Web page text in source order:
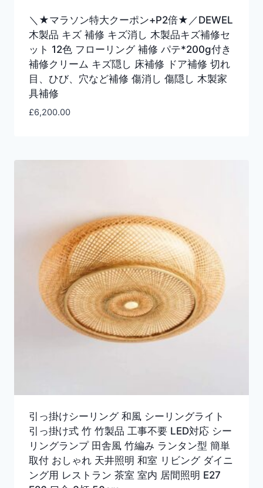
＼★マラソン特大クーポン+P2倍★／DEWEL
木製品 キズ 補修 キズ消し 木製品キズ補修セ
ット 12色 フローリング 補修 パテ*200g付き
補修クリーム キズ隠し 床補修 ドア補修 切れ
目、ひび、穴など補修 傷消し 傷隠し 木製家
具補修
£6,200.00
引っ掛けシーリング 和風 シーリングライト
引っ掛け式 竹 竹製品 工事不要 LED対応 シー
リングランプ 田舎風 竹編み ランタン型 簡単
取付 おしゃれ 天井照明 和室 リビング ダイニ
ング用 レストラン 茶室 室内 居間照明 E27